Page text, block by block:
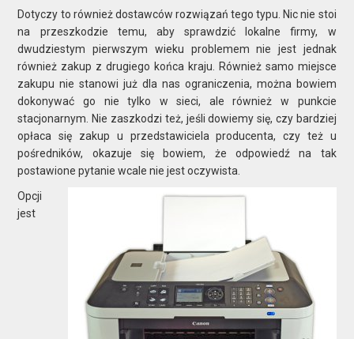
Dotyczy to również dostawców rozwiązań tego typu. Nic nie stoi
na przeszkodzie temu, aby sprawdzić lokalne firmy, w
dwudziestym pierwszym wieku problemem nie jest jednak
również zakup z drugiego końca kraju. Również samo miejsce
zakupu nie stanowi już dla nas ograniczenia, można bowiem
dokonywać go nie tylko w sieci, ale również w punkcie
stacjonarnym. Nie zaszkodzi też, jeśli dowiemy się, czy bardziej
opłaca się zakup u przedstawiciela producenta, czy też u
pośredników, okazuje się bowiem, że odpowiedź na tak
postawione pytanie wcale nie jest oczywista.
Opcji
jest